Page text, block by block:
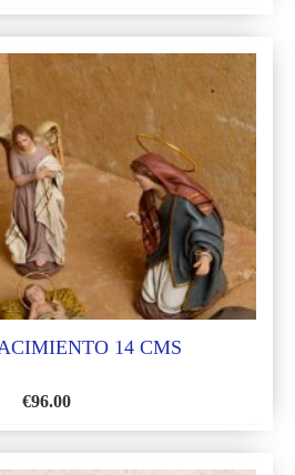
A
LISTA
DESEOS
14 CMS
€96.00
A